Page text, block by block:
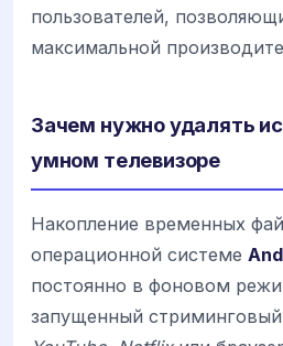
пользователей,
максимальной
Зачем нужно удалять
умном телевизоре
Накопление временных
операционной системе
постоянно в фоновом
запущенный